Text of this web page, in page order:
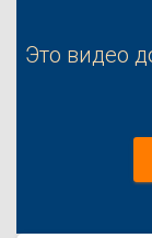
Это видео